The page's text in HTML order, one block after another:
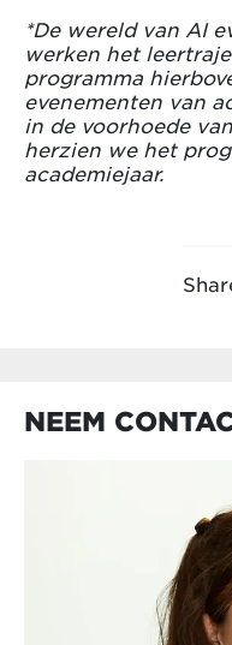
*De wereld van AI
werken het
programma
evenementen van
in de voorhoede
herzien we het
academiejaar.
NEEM